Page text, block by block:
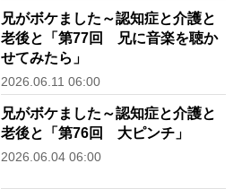
兄がボケました～認知症と介護と
老後と「第77回 兄に音楽を聴か
せてみたら」
2026.06.11 06:00
兄がボケました～認知症と介護と
老後と「第76回 大ピンチ」
2026.06.04 06:00